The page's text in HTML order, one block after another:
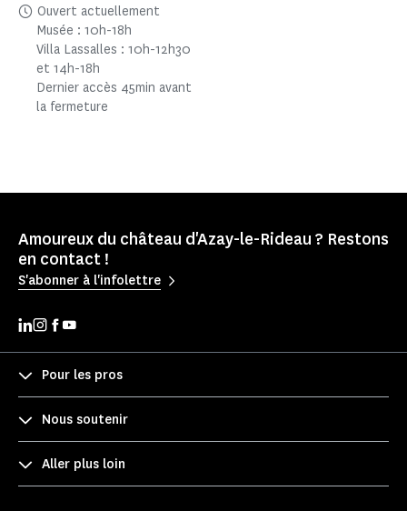
Ouvert actuellement
Musée : 10h-18h
Villa Lassalles : 10h-12h30
et 14h-18h
Dernier accès 45min avant
la fermeture
Amoureux du château d'Azay-le-Rideau ? Restons
en contact !
S'abonner à l'infolettre
Pour les pros
Nous soutenir
Aller plus loin